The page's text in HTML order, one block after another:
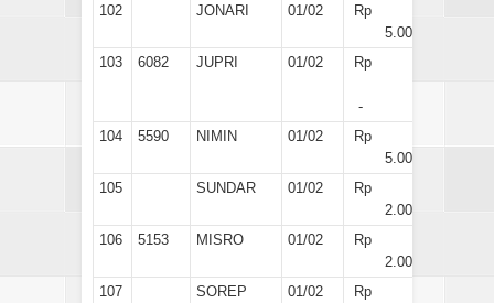
102
JONARI 01/02
Rp
5.000
103
6082 JUPRI 01/02 Rp
-
104
5590 NIMIN 01/02
Rp
5.000
105
SUNDAR 01/02
Rp
2.000
106
5153 MISRO 01/02
Rp
2.000
107
SOREP
01/02 Rp